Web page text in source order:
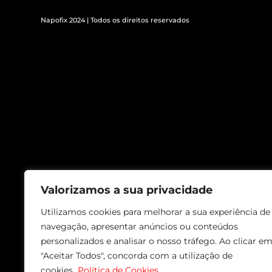
Valorizamos a sua privacidade
Utilizamos cookies para melhorar a sua experiência de
navegação, apresentar anúncios ou conteúdos
personalizados e analisar o nosso tráfego. Ao clicar em
"Aceitar Todos", concorda com a utilização de
Napofix 2024 | Todos os direitos reservados